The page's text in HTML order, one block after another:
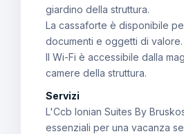
giardino della struttura.
La cassaforte è disponibile
documenti e oggetti di valore.
Il Wi-Fi è accessibile dalla
camere della struttura.
Servizi
L'Ccb Ionian Suites By
essenziali per una vacanza